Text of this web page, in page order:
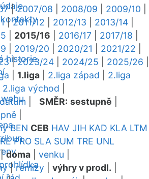
historie
|2007/08 2008/09 2009/10
|2011/12 2012/13 2013/14
2015/16 2016/17 2017/18
2019/20 2020/21 2021/22
|2023/24 2024/25 2025/26
1.liga 2.liga západ
2.liga
2.liga východ
datum SMĚR: sestupně
BEN CEB HAV JIH KAD KLA LTM
PRO SLA SUM TRE UNL
doma venku
|remízy výhry v prodl.